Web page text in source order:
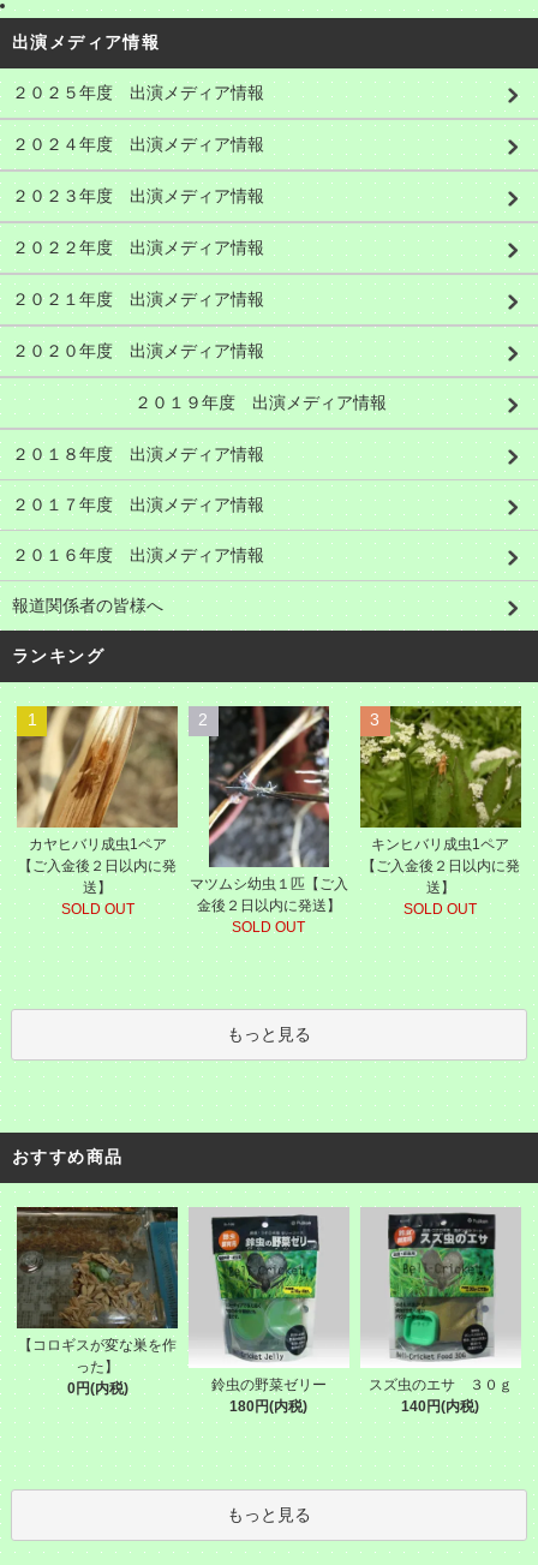
出演メディア情報
２０２５年度 出演メディア情報
２０２４年度 出演メディア情報
２０２３年度 出演メディア情報
２０２２年度 出演メディア情報
２０２１年度 出演メディア情報
２０２０年度 出演メディア情報
２０１９年度 出演メディア情報
２０１８年度 出演メディア情報
２０１７年度 出演メディア情報
２０１６年度 出演メディア情報
報道関係者の皆様へ
ランキング
1
カヤヒバリ成虫1ペア
【ご入金後２日以内に発
送】
SOLD OUT
2
マツムシ幼虫１匹【ご入
金後２日以内に発送】
SOLD OUT
3
キンヒバリ成虫1ペア
【ご入金後２日以内に発
送】
SOLD OUT
もっと見る
おすすめ商品
【コロギスが変な巣を作
った】
0円(内税)
鈴虫の野菜ゼリー
180円(内税)
スズ虫のエサ ３０ｇ
140円(内税)
もっと見る